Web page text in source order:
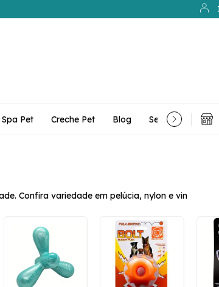
Spa Pet Creche Pet Blog Serviços Extras
Confira variedade em pelúcia, nylon e vin